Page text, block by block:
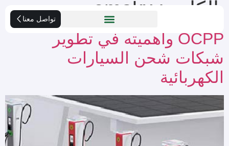
تواصل معنا الكاتب: emakx
OCPP وأهميته في تطوير
شبكات شحن السيارات
الكهربائية